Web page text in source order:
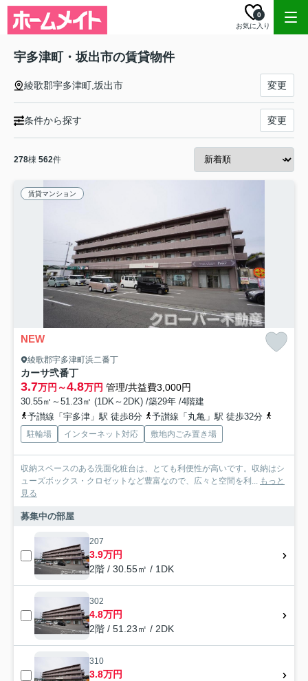
お気に入り
0
宇多津町・坂出市の賃貸物件
綾歌郡宇多津町,坂出市 変更
条件から探す 変更
278棟 562件
賃貸マンション
NEW
綾歌郡宇多津町浜二番丁
カーサ弐番丁
3.7万円～4.8万円 管理/共益費3,000円
30.55㎡～51.23㎡ (1DK～2DK) /築29年 /4階建
予讃線「宇多津」駅 徒歩8分
予讃線「丸亀」駅 徒歩32分
駐輪場 インターネット対応 敷地内ごみ置き場
収納スペースのある洗面化粧台は、とても利便性が高いです。収納はシ
ューズボックス・クロゼットなど豊富なので、広々と空間を利... もっと
見る
募集中の部屋
207
3.9万円
2階 / 30.55㎡ / 1DK
302
4.8万円
2階 / 51.23㎡ / 2DK
310
3.8万円